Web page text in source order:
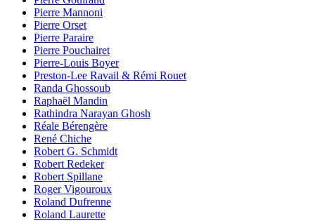
Pierre Mannoni
Pierre Orset
Pierre Paraire
Pierre Pouchairet
Pierre-Louis Boyer
Preston-Lee Ravail & Rémi Rouet
Randa Ghossoub
Raphaël Mandin
Rathindra Narayan Ghosh
Réale Bérengère
René Chiche
Robert G. Schmidt
Robert Redeker
Robert Spillane
Roger Vigouroux
Roland Dufrenne
Roland Laurette